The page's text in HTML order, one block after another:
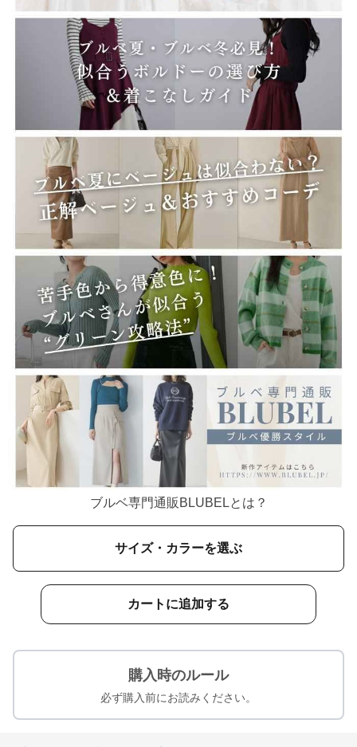
ブルベ専門通販BLUBELとは？
サイズ・カラーを選ぶ
カートに追加する
購入時のルール
必ず購入前にお読みください。